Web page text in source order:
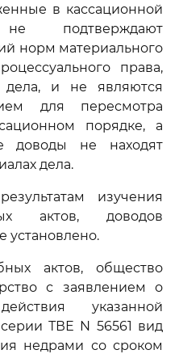
в кассационной
подтверждают
норм материального
права,
и не являются
для пересмотра
порядке, а
доводы не находят
дела.
изучения
актов, доводов
установлено.
актов, общество
с заявлением о
указанной
ТВЕ N 56561 вид
недрами со сроком